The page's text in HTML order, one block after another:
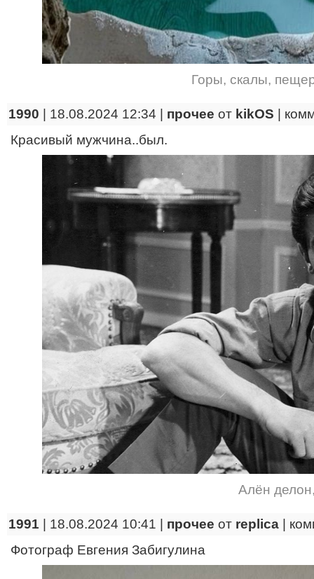
Горы, скалы,
1990 | 18.08.2024 12:34 | прочее от kikOS
Красивый мужчина..был.
Алён делон
1991 | 18.08.2024 10:41 | прочее от replica
Фотограф Евгения Забигулина